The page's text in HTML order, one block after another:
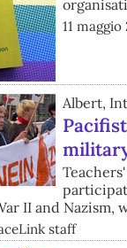
11
Albert,
II and Nazism,
staff